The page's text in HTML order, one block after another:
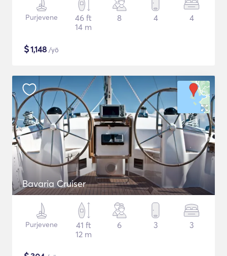
Purjevene
46 ft
14 m
8 4 4
$1,148 /yö
Bavaria Cruiser
Purjevene
41 ft
12 m
6 3 3